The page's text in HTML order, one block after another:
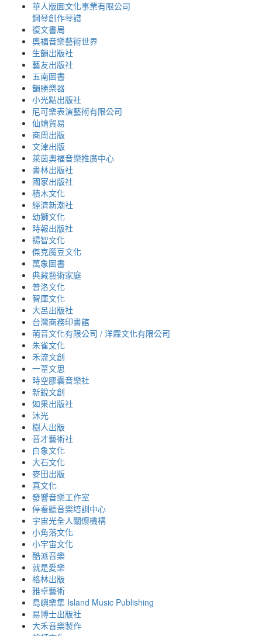
華人版圖文化事業有限公司
鋼琴創作琴譜
復文書局
奧福音樂藝術世界
生韻出版社
藝友出版社
五南圖書
韻勝樂器
小光點出版社
尼可樂表演藝術有限公司
仙靖貿易
商周出版
文津出版
萊茵奧福音樂推廣中心
書林出版社
國家出版社
積木文化
經濟新潮社
幼獅文化
時報出版社
揚智文化
傑克魔豆文化
萬象圖書
典藏藝術家庭
普洛文化
智庫文化
大呂出版社
台灣商務印書館
萌音文化有限公司 / 洋霖文化有限公司
朱雀文化
禾流文創
一葦文思
時空膠囊音樂社
新銳文創
如果出版社
沐光
樹人出版
音才藝術社
白象文化
大石文化
麥田出版
真文化
發響音樂工作室
停看聽音樂培訓中心
宇宙光全人關懷機構
小角落文化
小宇宙文化
酷派音樂
就是愛樂
格林出版
雅卓藝術
島嶼樂集 Island Music Publishing
易博士出版社
大禾音樂製作